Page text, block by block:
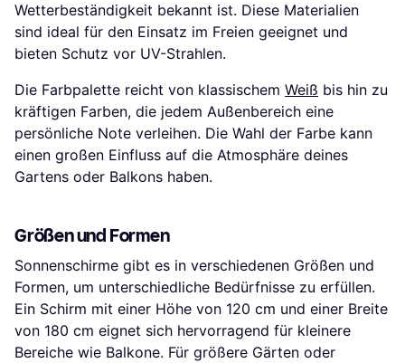
Wetterbeständigkeit bekannt ist. Diese Materialien
sind ideal für den Einsatz im Freien geeignet und
bieten Schutz vor UV-Strahlen.
Die Farbpalette reicht von klassischem Weiß bis hin zu
kräftigen Farben, die jedem Außenbereich eine
persönliche Note verleihen. Die Wahl der Farbe kann
einen großen Einfluss auf die Atmosphäre deines
Gartens oder Balkons haben.
Größen und Formen
Sonnenschirme gibt es in verschiedenen Größen und
Formen, um unterschiedliche Bedürfnisse zu erfüllen.
Ein Schirm mit einer Höhe von 120 cm und einer Breite
von 180 cm eignet sich hervorragend für kleinere
Bereiche wie Balkone. Für größere Gärten oder